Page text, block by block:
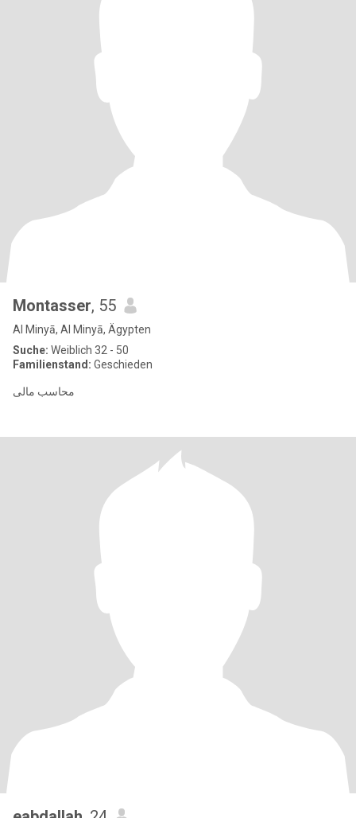
Montasser, 55
Al Minyā, Al Minyā, Ägypten
Suche: Weiblich 32 - 50
Familienstand: Geschieden
محاسب مالى